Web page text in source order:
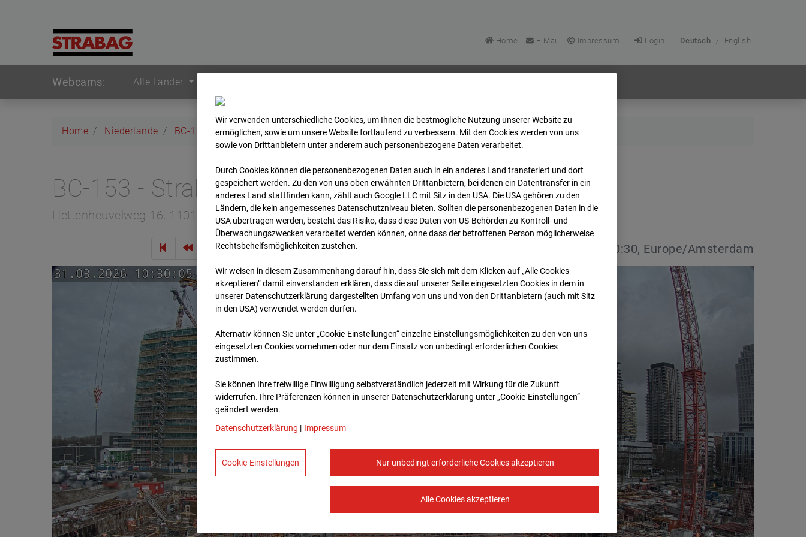
Home E-Mail Impressum Login Deutsch / English
Webcams: Alle Länder
Home Niederlande BC-153 - Strabag - BV-Amsterdam Archiv 2026 03 31 10:30
BC-153 - Strabag - BV-Amsterdam
Hettenheuvelweg 16, 1101 BN Amsterdam
Zur Übersicht 31.03.2026 10:30, Europe/Amsterdam
Wir verwenden unterschiedliche Cookies, um Ihnen die best­mögliche Nutzung unserer Website zu
ermöglichen, sowie um unsere Website fortlaufend zu verbessern. Mit den Cookies werden von uns
sowie von Drittanbietern unter anderem auch personenbezogene Daten verarbeitet.
Durch Cookies können die personenbezogenen Daten auch in ein anderes Land transferiert und dort
gespeichert werden. Zu den von uns oben erwähnten Drittanbietern, bei denen ein Datentransfer in ein
anderes Land stattfinden kann, zählt auch Google LLC mit Sitz in den USA. Die USA gehören zu den
Ländern, die kein angemessenes Datenschutzniveau bieten. Sollten die personenbezogenen Daten in die
USA übertragen werden, besteht das Risiko, dass diese Daten von US-Behörden zu Kontroll- und
Überwachungszwecken verarbeitet werden können, ohne dass der betroffenen Person möglicherweise
Rechtsbehelfsmöglichkeiten zustehen.
Wir weisen in diesem Zusammenhang darauf hin, dass Sie sich mit dem Klicken auf „Alle Cookies
akzeptieren“ damit ein­ver­standen erklären, dass die auf unserer Seite eingesetzten Cookies in dem in
unserer Datenschutzerklärung dargestellten Umfang von uns und von den Drittanbietern (auch mit Sitz
in den USA) verwendet werden dürfen.
Alternativ können Sie unter „Cookie-Einstellungen“ einzelne Einstellungsmöglichkeiten zu den von uns
eingesetzten Cookies vornehmen oder nur dem Einsatz von unbedingt erforderlichen Cookies
zustimmen.
Sie können Ihre freiwillige Einwilligung selbstverständlich jederzeit mit Wirkung für die Zukunft
widerrufen. Ihre Prä­fe­renzen können in unserer Datenschutzerklärung unter „Cookie-Einstellungen“
geändert werden.
Datenschutzerklärung | Impressum
Nur unbedingt erforderliche Cookies akzeptieren
Alle Cookies akzeptieren
Cookie-Einstellungen